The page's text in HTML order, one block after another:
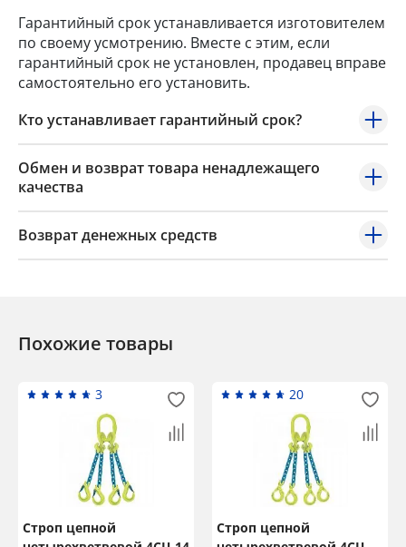
Гарантийный срок устанавливается изготовителем
по своему усмотрению. Вместе с этим, если
гарантийный срок не установлен, продавец вправе
самостоятельно его установить.
Кто устанавливает гарантийный срок?
Обмен и возврат товара ненадлежащего
качества
Возврат денежных средств
Похожие товары
3
Строп цепной
20
Строп цепной